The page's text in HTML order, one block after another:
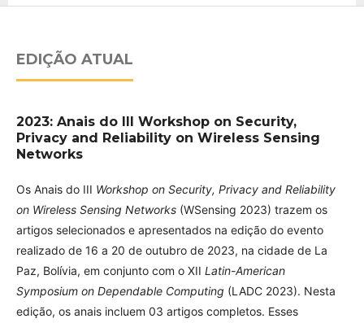
EDIÇÃO ATUAL
2023: Anais do III Workshop on Security,
Privacy and Reliability on Wireless Sensing
Networks
Os Anais do III Workshop on Security, Privacy and Reliability
on Wireless Sensing Networks (WSensing 2023) trazem os
artigos selecionados e apresentados na edição do evento
realizado de 16 a 20 de outubro de 2023, na cidade de La
Paz, Bolívia, em conjunto com o XII Latin-American
Symposium on Dependable Computing (LADC 2023). Nesta
edição, os anais incluem 03 artigos completos. Esses